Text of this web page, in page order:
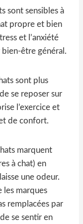
sont sensibles à
propre et bien
et l’anxiété
bien-être général.
sont plus
se reposer sur
l’exercice et
de confort.
marquent
à chat) en
une odeur.
les marques
remplacées par
se sentir en